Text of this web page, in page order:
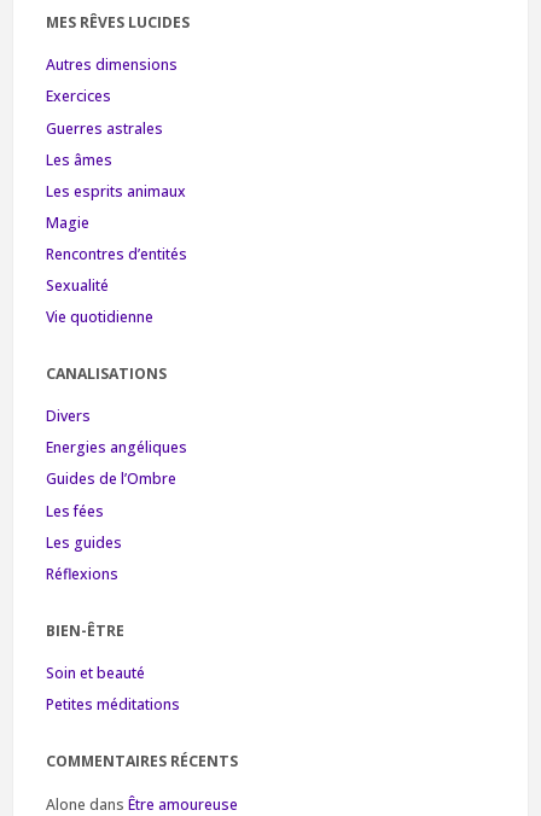
MES RÊVES LUCIDES
Autres dimensions
Exercices
Guerres astrales
Les âmes
Les esprits animaux
Magie
Rencontres d’entités
Sexualité
Vie quotidienne
CANALISATIONS
Divers
Energies angéliques
Guides de l’Ombre
Les fées
Les guides
Réflexions
BIEN-ÊTRE
Soin et beauté
Petites méditations
COMMENTAIRES RÉCENTS
Alone dans Être amoureuse